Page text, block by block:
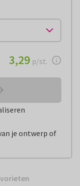
€ 3,29per stuk
3,29 p/st.
je ontwerp of